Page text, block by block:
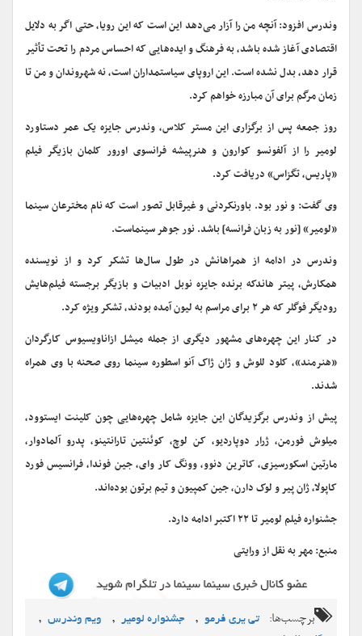
وندرس افزود: آنچه من را آزار می‌دهد این است که این رویا، حتی اگر به دلایل
اقتصادی آغاز شده باشد، به فرهنگ و ایده‌هایی که احساس مردم را تحت تأثیر
قرار دهد، بدل نشده است. این اروپای سیاستمداران است، نه شهروندان و من تا
زمان مرگم برای آن مبارزه خواهم کرد.
روز جمعه پس از برگزاری این مستر کلاس، وندرس جایزه یک عمر دستاورد
لومیر را از آلفونسو کوارون و هنرپیشه فرانسوی اورور کلمان بازیگر فیلم
«پاریس، تگزاس» دریافت کرد.
وی گفت: و نور بود. باورنکردنی و غیرقابل تصور است که نام مخترعان سینما
«لومیر» [نور به زبان فرانسه] باشد. نور جوهر سینماست.
وندرس در ادامه از همراهانش در طول سال‌ها تشکر کرد و از نویسنده
همکارش، پیتر هاندکه برنده جایزه نوبل ادبیات و بازیگر برجسته فیلم‌هایش
رودیگر فوگلر که هر ۲ برای مراسم به لیون آمده بودند، تشکر ویژه کرد.
در کنار این چهره‌های مشهور دیگری از جمله میشل ازاناویسیوس کارگردان
«هنرمند»، کلود للوش و ژان ژاک آنو اسطوره سینما روی صحنه با وی همراه
شدند.
پیش از وندرس برگزیدگان این جایزه شامل چهره‌هایی چون کلینت ایستوود،
میلوش فورمن، ژرار دوپاردیو، کن لوچ، کوئنتین تارانتینو، پدرو آلمادوار،
مارتین اسکورسیزی، کاترین دنوو، وونگ کار وای، جین فوندا، فرانسیس فورد
کاپولا، ژان پیر و لوک دارن، جین کمپیون و تیم برتون بوده‌اند.
جشنواره فیلم لومیر تا ۲۲ اکتبر ادامه دارد.
منبع: مهر به نقل از ورایتی
برچسب‌ها: تی یری فرمو , جشنواره لومیر , ویم وندرس ,